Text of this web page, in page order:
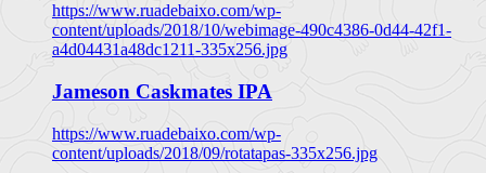
https://www.ruadebaixo.com/wp-
content/uploads/2018/10/webimage-490c4386-0d44-42f1-
a4d04431a48dc1211-335x256.jpg
Jameson Caskmates IPA
https://www.ruadebaixo.com/wp-
content/uploads/2018/09/rotatapas-335x256.jpg